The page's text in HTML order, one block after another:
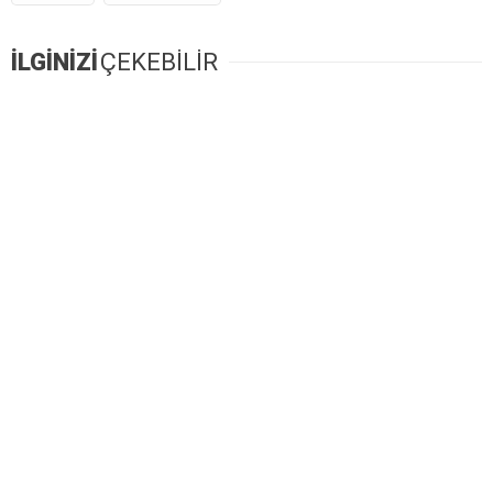
İLGİNİZİÇEKEBİLİR